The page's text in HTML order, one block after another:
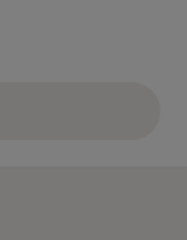
názory